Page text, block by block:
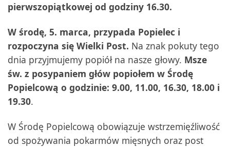
pierwszopiątkowej od godziny 16.30.
W środę, 5. marca, przypada Popielec i
rozpoczyna się Wielki Post. Na znak pokuty tego
dnia przyjmujemy popiół na nasze głowy. Msze
św. z posypaniem głów popiołem w Środę
Popielcową o godzinie: 9.00, 11.00, 16.30, 18.00 i
19.30.
W Środę Popielcową obowiązuje wstrzemięźliwość
od spożywania pokarmów mięsnych oraz post